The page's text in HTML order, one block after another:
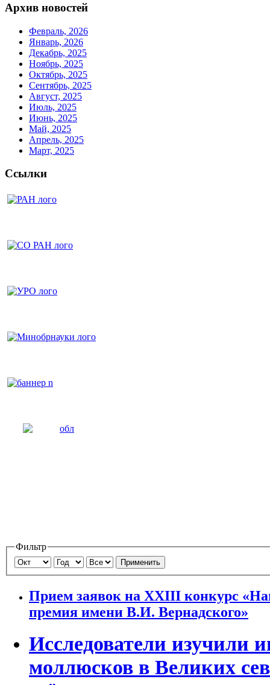
Архив новостей
Февраль, 2026
Январь, 2026
Декабрь, 2025
Ноябрь, 2025
Октябрь, 2025
Сентябрь, 2025
Август, 2025
Июль, 2025
Июнь, 2025
Май, 2025
Апрель, 2025
Март, 2025
Ссылки
Фильтр
Применить
Прием заявок на ХХIII конкурс
премия имени В.И. Вернадского»
Исследователи изучили
моллюсков в Великих